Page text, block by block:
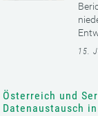
15.
Österreich und
Datenaustausch